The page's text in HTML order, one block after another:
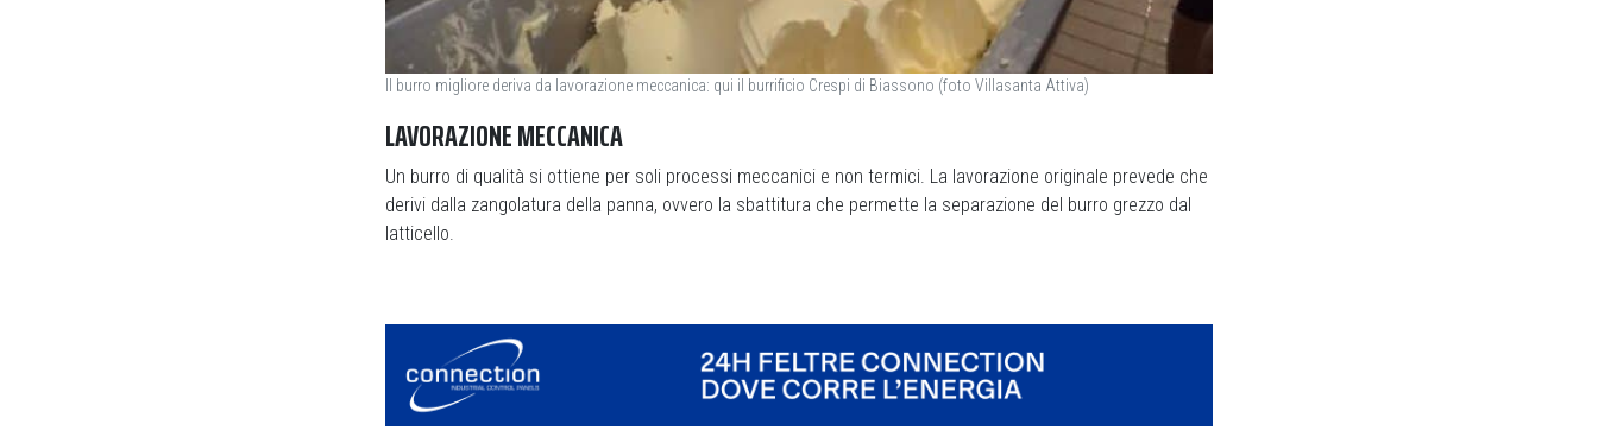
Il burro migliore deriva da lavorazione meccanica: qui il burrificio Crespi di Biassono (foto Villasanta Attiva)
LAVORAZIONE MECCANICA
Un burro di qualità si ottiene per soli processi meccanici e non termici. La lavorazione originale prevede che
derivi dalla zangolatura della panna, ovvero la sbattitura che permette la separazione del burro grezzo dal
latticello.